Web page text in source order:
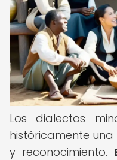
Los dialectos
históricamente
y reconocimiento.